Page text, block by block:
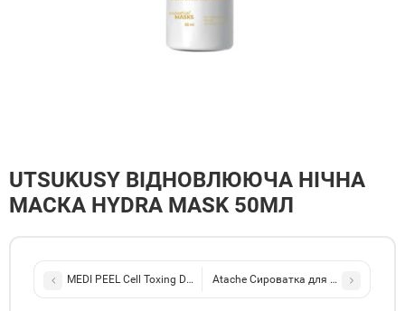
UTSUKUSY ВІДНОВЛЮЮЧА НІЧНА
МАСКА HYDRA MASK 50МЛ
MEDI PEEL Cell Toxing Dermajours Toner Тонер зі стовбуровими
Atache Сироватка для боротьби з